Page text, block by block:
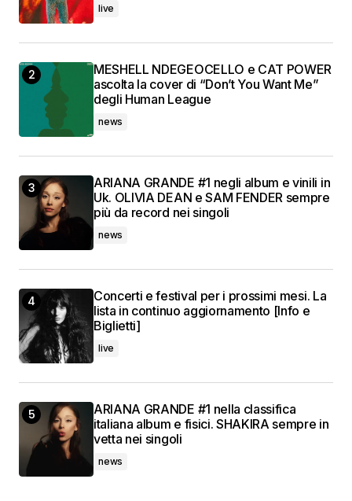
live
MESHELL NDEGEOCELLO e CAT POWER
ascolta la cover di “Don’t You Want Me”
degli Human League
news
ARIANA GRANDE #1 negli album e vinili in
Uk. OLIVIA DEAN e SAM FENDER sempre
più da record nei singoli
news
Concerti e festival per i prossimi mesi. La
lista in continuo aggiornamento [Info e
Biglietti]
live
ARIANA GRANDE #1 nella classifica
italiana album e fisici. SHAKIRA sempre in
vetta nei singoli
news